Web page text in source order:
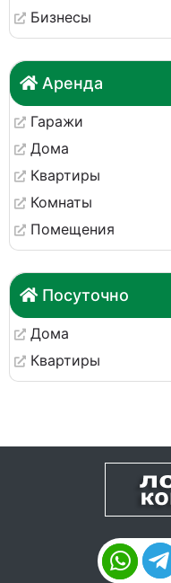
Бизнесы
Аренда
Гаражи
Дома
Квартиры
Комнаты
Помещения
Посуточно
Дома
Квартиры